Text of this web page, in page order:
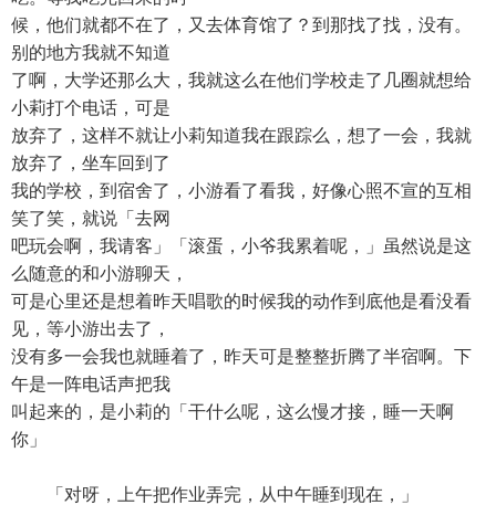
候，他们就都不在了，又去体育馆了？到那找了找，没有。
别的地方我就不知道
了啊，大学还那么大，我就这么在他们学校走了几圈就想给
小莉打个电话，可是
放弃了，这样不就让小莉知道我在跟踪么，想了一会，我就
放弃了，坐车回到了
我的学校，到宿舍了，小游看了看我，好像心照不宣的互相
笑了笑，就说「去网
吧玩会啊，我请客」「滚蛋，小爷我累着呢，」虽然说是这
么随意的和小游聊天，
可是心里还是想着昨天唱歌的时候我的动作到底他是看没看
见，等小游出去了，
没有多一会我也就睡着了，昨天可是整整折腾了半宿啊。下
午是一阵电话声把我
叫起来的，是小莉的「干什么呢，这么慢才接，睡一天啊
你」
「对呀，上午把作业弄完，从中午睡到现在，」